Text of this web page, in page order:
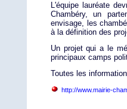
L'équipe lauréate
Chambéry, un
envisage, les
à la définition des
Un projet qui a le
principaux camps
Toutes les
http://www.mairie-